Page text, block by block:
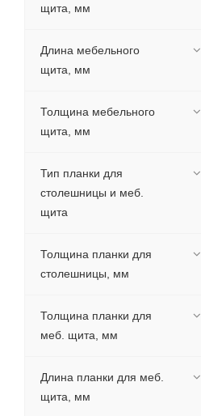
щита, мм
Длина мебельного
щита, мм
Толщина мебельного
щита, мм
Тип планки для
столешницы и меб.
щита
Толщина планки для
столешницы, мм
Толщина планки для
меб. щита, мм
Длина планки для меб.
щита, мм